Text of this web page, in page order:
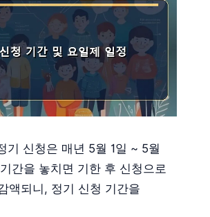
기 신청은 매년 5월 1일 ~ 5월
간을 놓치면 기한 후 신청으로
액되니, 정기 신청 기간을